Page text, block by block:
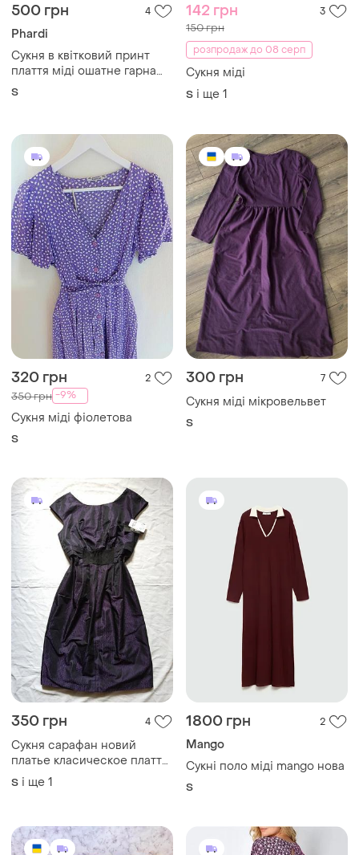
500 грн 4
Phardi
Сукня в квітковий принт
плаття міді ошатне гарна
сукня
S
142 грн 3
150 грн
розпродаж до 08 серп
Сукня міді
S і ще 1
320 грн 2
350 грн -9%
Сукня міді фіолетова
S
300 грн 7
Сукня міді мікровельвет
S
350 грн 4
Сукня сарафан новий
платье класическое плаття
міді темне нарядне
святкове фіолетовий
S і ще 1
1800 грн 2
Mango
Сукні поло міді mango нова
S